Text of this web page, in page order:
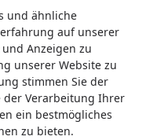
und ähnliche
auf unserer
Anzeigen zu
unserer Website zu
stimmen Sie der
der Verarbeitung Ihrer
ein bestmögliches
zu bieten.
UVC Wasserklärer